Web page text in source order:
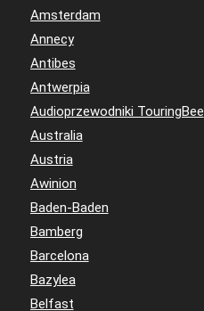
Amsterdam
Annecy
Antibes
Antwerpia
Audioprzewodniki TouringBee
Australia
Austria
Awinion
Baden-Baden
Bamberg
Barcelona
Bazylea
Belfast